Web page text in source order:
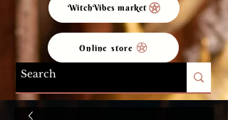
Online store
WitchVibes market